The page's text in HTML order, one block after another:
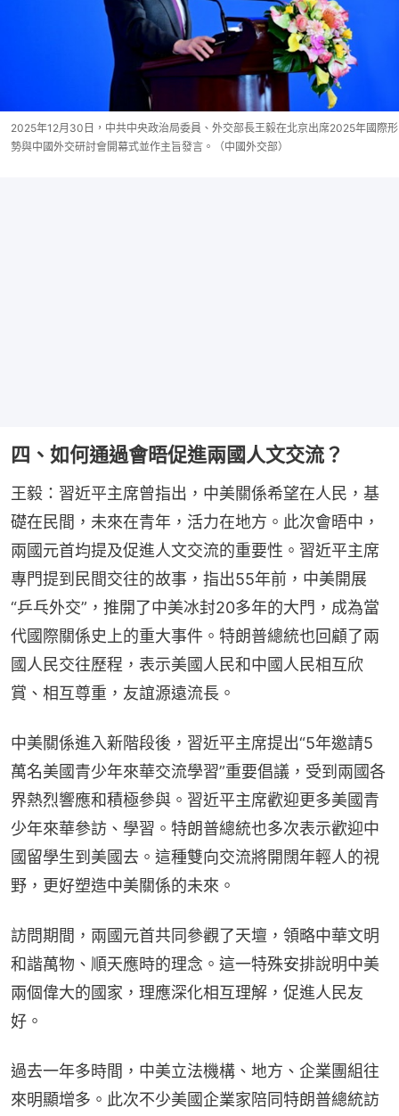
2025年12月30日，中共中央政治局委員、外交部長王毅在北京出席2025年國際形
勢與中國外交研討會開幕式並作主旨發言。（中國外交部）
四、如何通過會晤促進兩國人文交流？
王毅：習近平主席曾指出，中美關係希望在人民，基
礎在民間，未來在青年，活力在地方。此次會晤中，
兩國元首均提及促進人文交流的重要性。習近平主席
專門提到民間交往的故事，指出55年前，中美開展
“乒乓外交”，推開了中美冰封20多年的大門，成為當
代國際關係史上的重大事件。特朗普總統也回顧了兩
國人民交往歷程，表示美國人民和中國人民相互欣
賞、相互尊重，友誼源遠流長。
中美關係進入新階段後，習近平主席提出“5年邀請5
萬名美國青少年來華交流學習”重要倡議，受到兩國各
界熱烈響應和積極參與。習近平主席歡迎更多美國青
少年來華參訪、學習。特朗普總統也多次表示歡迎中
國留學生到美國去。這種雙向交流將開闊年輕人的視
野，更好塑造中美關係的未來。
訪問期間，兩國元首共同參觀了天壇，領略中華文明
和諧萬物、順天應時的理念。這一特殊安排說明中美
兩個偉大的國家，理應深化相互理解，促進人民友
好。
過去一年多時間，中美立法機構、地方、企業團組往
來明顯增多。此次不少美國企業家陪同特朗普總統訪